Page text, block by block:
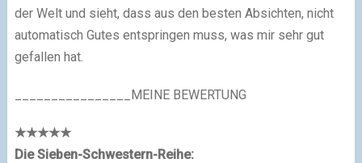
der Welt und sieht, dass aus den besten Absichten, nicht
automatisch Gutes entspringen muss, was mir sehr gut
gefallen hat.
MEINE BEWERTUNG
★★★★★
Die Sieben-Schwestern-Reihe: